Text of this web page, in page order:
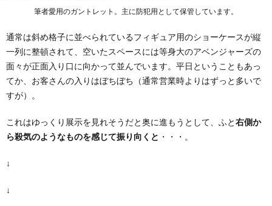
筆者愛用のガントレット。主に防犯用として保管しています。
通常は斜め格子に並べられているフィギュア用のショーケースが縦
一列に整頓されて、空いたスペースには等身大のアベンジャーズの
面々が正面入り口に向かって並んでいます。平日ということもあっ
てか、お客さんの入りはぼちぼち（通常営業時よりはずっと多いで
すが）。
これはゆっくり展示を見れそうだと奥に進もうとして、ふと右側か
ら殺気のようなものを感じて振り向くと ・・・。
↓
↓